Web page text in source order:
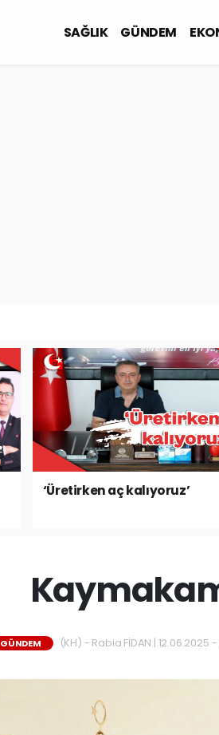
SAĞLIK GÜNDEM
‘Üretirken aç kalıyoruz’
GÜNDEM (KH) - Rabia FİDAN | 12.06.2025